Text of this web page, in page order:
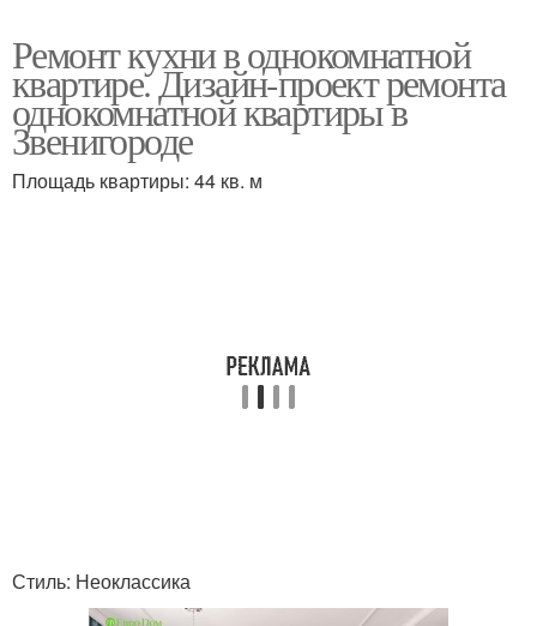
Ремонт кухни в однокомнатной
квартире. Дизайн-проект ремонта
однокомнатной квартиры в
Звенигороде
Площадь квартиры: 44 кв. м
Стиль: Неоклассика